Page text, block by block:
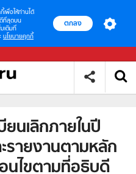
กี้เพื่อให้ท่านได้
ที่สุดบน
มเติมที่
นโยบายคุกกี้
ตกลง
นเลิกภายในปี
รายงานตามหลัก
นไขตามที่อธิบดี